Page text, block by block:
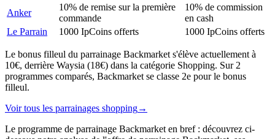
Anker
10% de remise sur la première
commande
10% de commission
en cash
Le Parrain
1000 IpCoins offerts 1000 IpCoins offerts
Le bonus filleul du parrainage Backmarket s'élève actuellement à
10€, derrière Waysia (18€) dans la catégorie Shopping. Sur 2
programmes comparés, Backmarket se classe 2e pour le bonus
filleul.
Voir tous les parrainages shopping→
Le programme de parrainage Backmarket en bref : découvrez ci-